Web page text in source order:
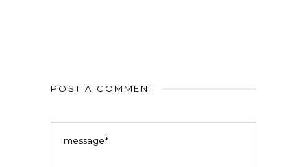
POST A COMMENT